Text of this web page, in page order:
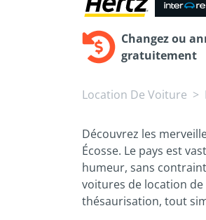
Changez ou
gratuitement
Location De Voiture
Découvrez les
Écosse. Le pays est
humeur, sans
voitures de location de
thésaurisation, tout